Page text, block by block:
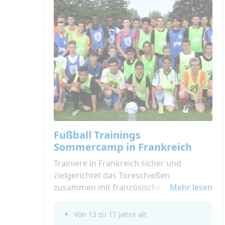
Fußball Trainings
Sommercamp in Frankreich
Trainiere in Frankreich sicher und
zielgerichtet das Toreschießen
zusammen mit französischen Schülern in
Frankreich 2026!
Mehr lesen
Von 13 zu 17 Jahre alt